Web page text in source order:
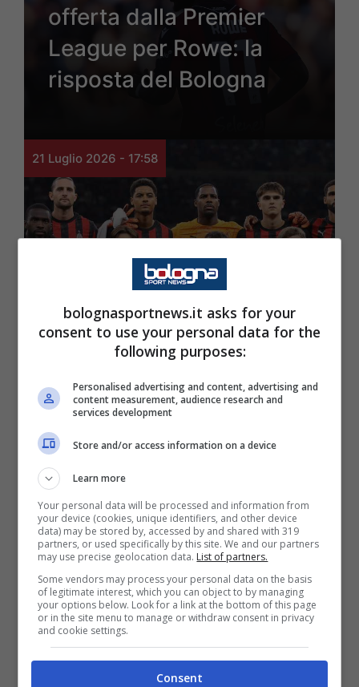
offerta dalla Premier
League per Rowe: la
risposta del Bologna
21 Luglio 2026 - 17:58
Calciomercato
Calciomercato Bologna,
per il centrocampo
spunta un nome dal
Milan
21 Luglio 2026 - 14:20
Bologna, Fenucci da
bolognasportnews.it asks for your
consent to use your personal data for the
following purposes:
Personalised advertising and content, advertising and
content measurement, audience research and
services development
Store and/or access information on a device
Learn more
Your personal data will be processed and information from
your device (cookies, unique identifiers, and other device
data) may be stored by, accessed by and shared with 319
partners, or used specifically by this site. We and our partners
may use precise geolocation data. List of partners.
Some vendors may process your personal data on the basis
of legitimate interest, which you can object to by managing
your options below. Look for a link at the bottom of this page
or in the site menu to manage or withdraw consent in privacy
and cookie settings.
Consent